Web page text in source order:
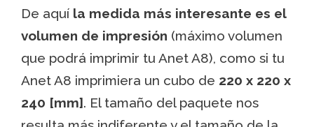
De aquí la medida más interesante es el
volumen de impresión (máximo volumen
que podrá imprimir tu Anet A8), como si tu
Anet A8 imprimiera un cubo de 220 x 220 x
240 [mm]. El tamaño del paquete nos